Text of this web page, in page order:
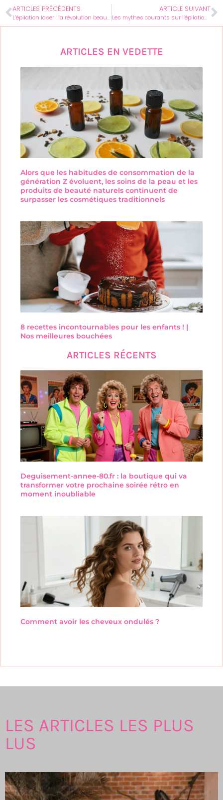
ARTICLES PRÉCÉDENTS
L’épilation laser : la révolution beauté pour une peau lisse sans effort
ARTICLE SUIVANT
Les mythes courants sur l’épilation laser démystifiés
ARTICLES EN VEDETTE
Alors que les habitudes de consommation de la
génération Z évoluent, les soins de la peau et les
produits de beauté naturels continuent de
surpasser les cosmétiques traditionnels
8 recettes incontournables pour les enfants ! |
Nos meilleures bouchées
ARTICLES RÉCENTS
Deguisement-annee-80.fr : la boutique qui va
transformer votre prochaine soirée rétro en
moment inoubliable
Comment avoir les cheveux ondulés ?
LES ARTICLES LES PLUS
LUS